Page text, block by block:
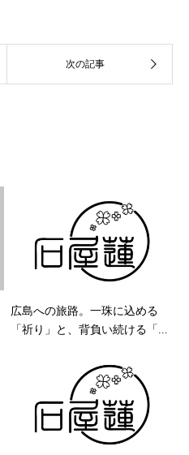
広島への旅路。一珠に込める
「祈り」と、背負い続ける「...